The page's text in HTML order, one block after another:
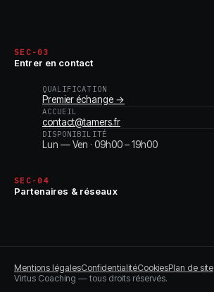
SEC-03
Entrer en contact
QUALIFICATION
Premier échange →
ACCUEIL
contact@tamers.fr
DISPONIBILITÉ
Lun — Ven · 09h00 – 19h00
SEC-04
Partenaires & réseaux
Mentions légalesConfidentialitéCookiesPlan de site
Virtus Coaching — tous droits réservés.